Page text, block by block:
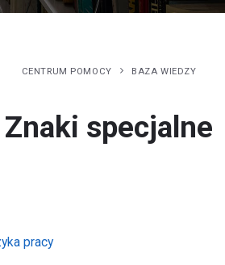
CENTRUM POMOCY BAZA WIEDZY
Znaki specjalne
pracy